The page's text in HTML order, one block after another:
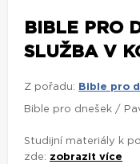
BIBLE PRO
SLUŽBA V
Z pořadu: Bible pro
Bible pro dnešek /
Studijní materiály k
zde: zobrazit více